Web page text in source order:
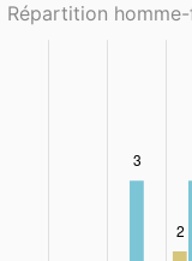
Répartition